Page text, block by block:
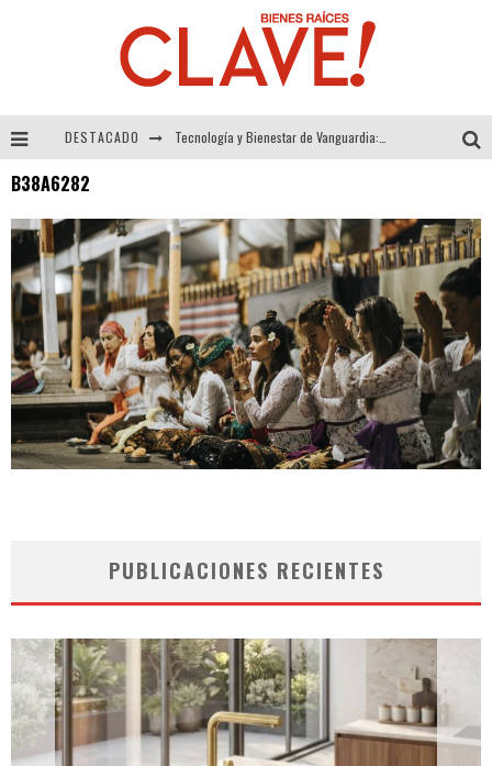
DESTACADO
Alexandra Bedoya – La Constancia detrás de La Paletería
El Despertar de la Calidez: Acabados Dorados de FV para Elevar tu Espacio
B38A6282
PUBLICACIONES RECIENTES